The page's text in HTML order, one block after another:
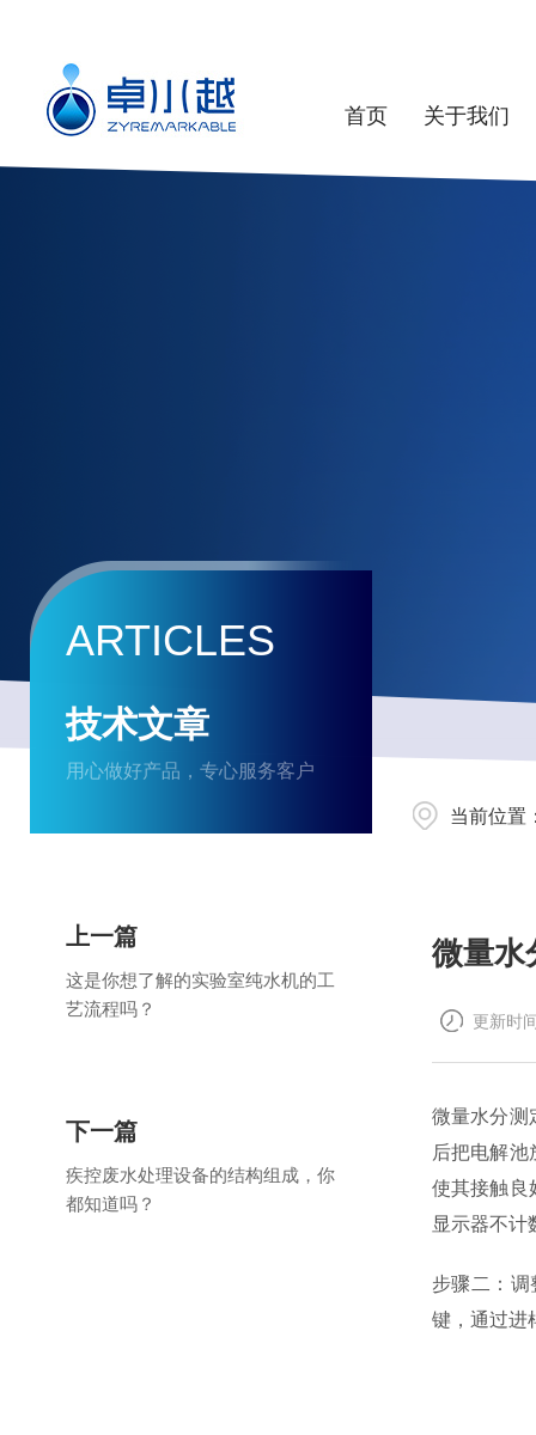
首页 关于我们
ARTICLES
技术文章
用心做好产品，专心服务客户
当前位置
微量水
更新时
微量水分测
后把电解
使其接触良
显示器不
步骤二：
键，通过进
上一篇
这是你想了解的实验室纯水机的工
艺流程吗？
下一篇
疾控废水处理设备的结构组成，你
都知道吗？